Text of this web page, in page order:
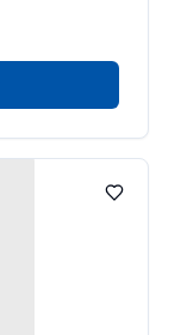
Lägg till